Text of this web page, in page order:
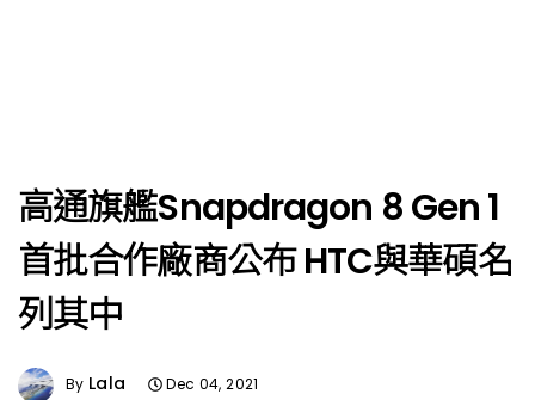
高通旗艦Snapdragon 8 Gen 1
首批合作廠商公布 HTC與華碩名
列其中
By Lala Dec 04, 2021